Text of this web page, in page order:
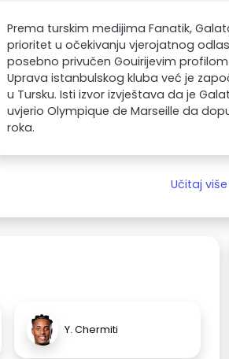
Prema turskim medijima Fanatik,
prioritet u očekivanju vjerojatnog
posebno privučen Gouirijevim
Uprava istanbulskog kluba već je
u Tursku. Isti izvor izvještava da je
uvjerio Olympique de Marseille da
roka.
Učitaj
Y. Chermiti